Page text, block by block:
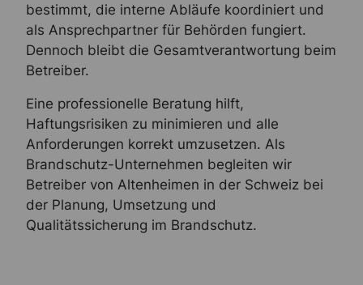
bestimmt, die interne Abläufe koordiniert und
als Ansprechpartner für Behörden fungiert.
Dennoch bleibt die Gesamtverantwortung beim
Betreiber.
Eine professionelle Beratung hilft,
Haftungsrisiken zu minimieren und alle
Anforderungen korrekt umzusetzen. Als
Brandschutz-Unternehmen begleiten wir
Betreiber von Altenheimen in der Schweiz bei
der Planung, Umsetzung und
Qualitätssicherung im Brandschutz.